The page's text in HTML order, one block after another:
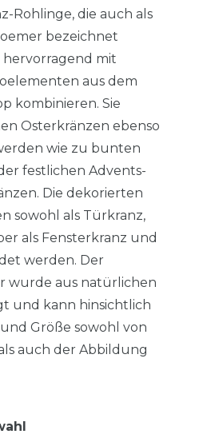
Rohlinge, die auch als
bezeichnet
hervorragend mit
aus dem
kombinieren. Sie
Osterkränzen ebenso
wie zu bunten
festlichen Advents-
Die dekorierten
sowohl als Türkranz,
als Fensterkranz und
werden. Der
wurde aus natürlichen
und kann hinsichtlich
Größe sowohl von
auch der Abbildung